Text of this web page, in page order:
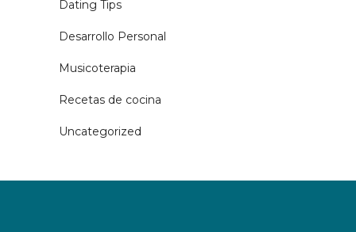
Dating Tips
Desarrollo Personal
Musicoterapia
Recetas de cocina
Uncategorized